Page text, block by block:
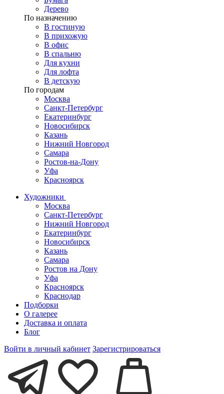
Дерево
По назначению
В гостиную
В прихожую
В офис
В спальню
Для кухни
Для лофта
В детскую
По городам
Москва
Санкт-Петербург
Екатеринбург
Новосибирск
Казань
Нижний Новгород
Самара
Ростов-на-Дону
Уфа
Красноярск
Художники
Москва
Санкт-Петербург
Нижний Новгород
Екатеринбург
Новосибирск
Казань
Самара
Ростов на Дону
Уфа
Красноярск
Краснодар
Подборки
О галерее
Доставка и оплата
Блог
Войти в личный кабинет Зарегистрироваться